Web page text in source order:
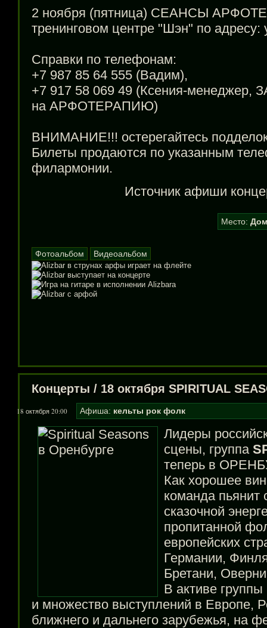
2 ноября (пятница) СЕАНСЫ
тренинговом центре "Шэн" по адресу:
Справки по телефонам:
+7 987 85 64 555 (Вадим),
+7 917 58 069 49 (Ксения-менеджер,
на АРФОТЕРАПИЮ)
ВНИМАНИЕ!!! остерегайтесь
Билеты продаются по указанным
филармонии.
Источник афиши
Место:
Фотоальбом Видеоальбом
Концерты / 18 октября SPIRITUAL
18 октября 20:00 Афиша: кельты рок фолк
Лидеры
сцены, группа
теперь в
Как хорошее
команда пьянит
сказочной
пропитанной
европейских
Германии,
Бретани,
В активе
и множество выступлений в Европе,
ближнего и дальнего зарубежья, на